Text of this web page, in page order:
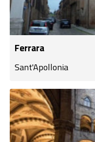
Ferrara
Sant'Apollonia